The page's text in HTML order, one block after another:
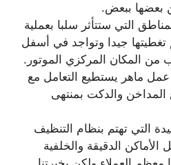
بعضها ببعض.
التي ستتأثر سلبا بعملية
تغطيتها جيدا وتواجد في أسفل
من المكان المركزي الموتور.
ماهر يستطيع التعامل مع
المداخن والدكت بمنتهى
التي تهتم بنظام التنظيف
الأماكن الدقيقة والخلفية